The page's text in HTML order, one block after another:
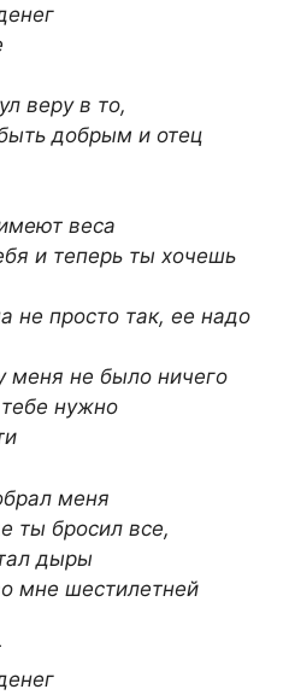
веру в то,
добрым и отец
веса
и теперь ты хочешь
не просто так, ее надо
меня не было ничего
нужно
меня
ты бросил все,
дыры
мне шестилетней